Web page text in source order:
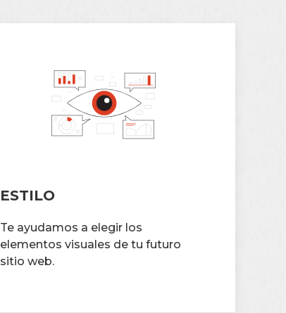
ESTILO
Te ayudamos a elegir los
elementos visuales de tu futuro
sitio web.